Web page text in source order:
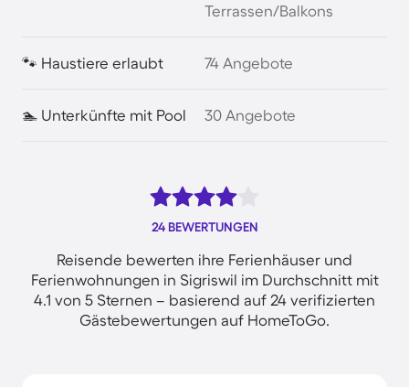
Terrassen/Balkons
🐾 Haustiere erlaubt 74 Angebote
🏊 Unterkünfte mit Pool 30 Angebote
24 BEWERTUNGEN
Reisende bewerten ihre Ferienhäuser und
Ferienwohnungen in Sigriswil im Durchschnitt mit
4.1 von 5 Sternen – basierend auf 24 verifizierten
Gästebewertungen auf HomeToGo.